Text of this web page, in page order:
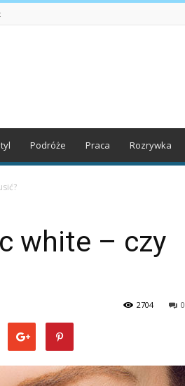
Podróże Praca Rozrywka
white – czy
0
2704